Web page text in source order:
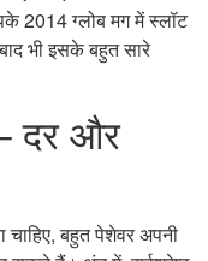
2014 ग्लोब मग में स्लॉट
भी इसके बहुत सारे
दर और
चाहिए, बहुत पेशेवर अपनी